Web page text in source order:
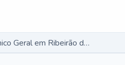
Clínico Geral em Ribeirão do Sul - SP